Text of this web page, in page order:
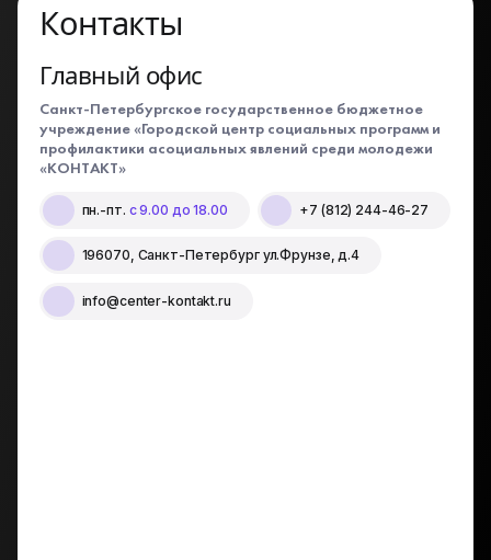
Контакты
Главный офис
Санкт-Петербургское государственное бюджетное
учреждение «Городской центр социальных программ и
профилактики асоциальных явлений среди молодежи
«КОНТАКТ»
пн.-пт. с 9.00 до 18.00 +7 (812) 244-46-27
196070, Санкт-Петербург ул.Фрунзе, д.4
info@center-kontakt.ru